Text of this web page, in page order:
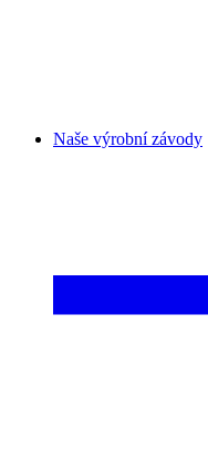
Naše výrobní závody